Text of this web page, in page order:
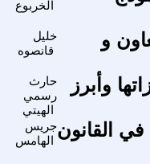
الخربوع
خليل
قانصوه
و
حارث
رسمي
الهيتي
وأبرز
جريس
الهامس القانون